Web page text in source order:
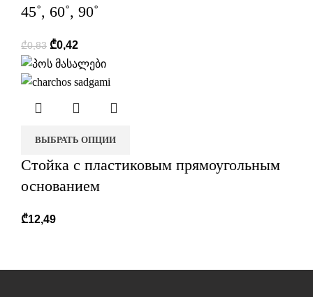
45˚, 60˚, 90˚
₾0,83 ₾0,42
ВЫБРАТЬ ОПЦИИ
Стойка с пластиковым прямоугольным
основанием
₾12,49